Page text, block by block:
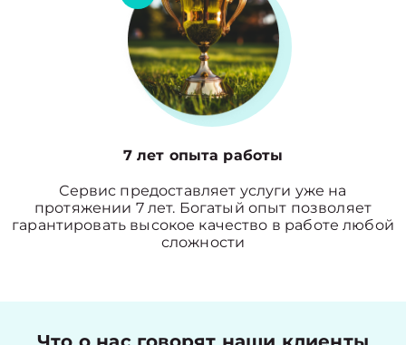
7 лет опыта работы
Сервис предоставляет услуги уже на
протяжении 7 лет. Богатый опыт позволяет
гарантировать высокое качество в работе любой
сложности